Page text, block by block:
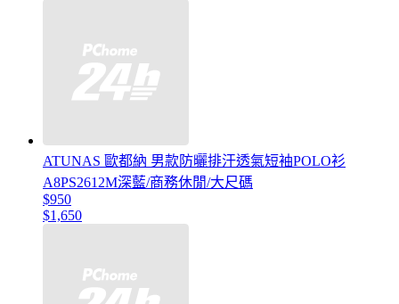
ATUNAS 歐都納 男款防曬排汗透氣短袖POLO衫
A8PS2612M深藍/商務休閒/大尺碼
$950
$1,650